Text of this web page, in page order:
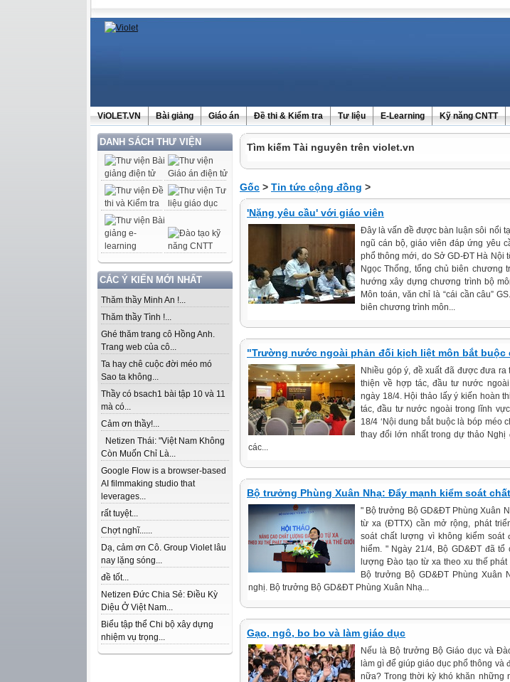
ViOLET.VN Bài giảng Giáo án Đề thi & Kiểm tra Tư liệu E-Learning Kỹ năng CNTT
DANH SÁCH THƯ VIỆN
CÁC Ý KIẾN MỚI NHẤT
Thăm thầy Minh An !...
Thăm thầy Tình !...
Ghé thăm trang cô Hồng Anh.
Trang web của cô...
Ta hay chê cuộc đời méo mó
Sao ta không...
Thầy có bsach1 bài tập 10 và 11
mà có...
Cảm ơn thầy!...
Netizen Thái: "Việt Nam Không
Còn Muốn Chỉ Là...
Google Flow is a browser-based
AI filmmaking studio that
leverages...
rất tuyệt...
Chợt nghĩ......
Dạ, cảm ơn Cô. Group Violet lâu
nay lặng sóng...
đề tốt...
Netizen Đức Chia Sẻ: Điều Kỳ
Diệu Ở Việt Nam...
Biểu tập thể Chi bộ xây dựng
nhiệm vụ trọng...
Tìm kiếm Tài nguyên trên violet.vn
Gốc > Tin tức cộng đồng >
'Nặng yêu cầu' với giáo viên
Đây là vấn đề được bàn luận sôi nổi
ngũ cán bộ, giáo viên đáp ứng yêu
phổ thông mới, do Sở GD-ĐT Hà Nội
Ngọc Thống, tổng chủ biên chương
hướng xây dựng chương trình bộ
Môn toán, văn chỉ là “cái cần câu”
biên chương trình môn...
"Trường nước ngoài phản đối kịch liệt môn bắt buộc
Nhiều góp ý, đề xuất đã được đưa ra
thiện về hợp tác, đầu tư nước
ngày 18/4. Hội thảo lấy ý kiến hoàn
tác, đầu tư nước ngoài trong lĩnh
18/4 ‘Nội dung bắt buộc là bóp méo
thay đổi lớn nhất trong dự thảo
các...
Bộ trưởng Phùng Xuân Nhạ: Đẩy mạnh kiểm soát
" Bộ trưởng Bộ GD&ĐT Phùng Xuân
từ xa (ĐTTX) cần mở rộng, phát
soát chất lượng vì không kiểm
hiểm. " Ngày 21/4, Bộ GD&ĐT đã
lượng Đào tạo từ xa theo xu thế
Bộ trưởng Bộ GD&ĐT Phùng Xuân
nghị. Bộ trưởng Bộ GD&ĐT Phùng Xuân Nhạ...
Gạo, ngô, bo bo và làm giáo dục
Nếu là Bộ trưởng Bộ Giáo dục và
làm gì để giúp giáo dục phổ thông và
nữa? Trong thời kỳ khó khăn những